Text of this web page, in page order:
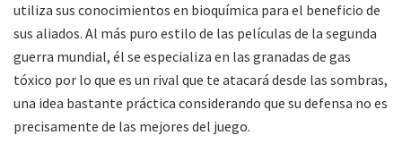
utiliza sus conocimientos en bioquímica para el beneficio de
sus aliados. Al más puro estilo de las películas de la segunda
guerra mundial, él se especializa en las granadas de gas
tóxico por lo que es un rival que te atacará desde las sombras,
una idea bastante práctica considerando que su defensa no es
precisamente de las mejores del juego.